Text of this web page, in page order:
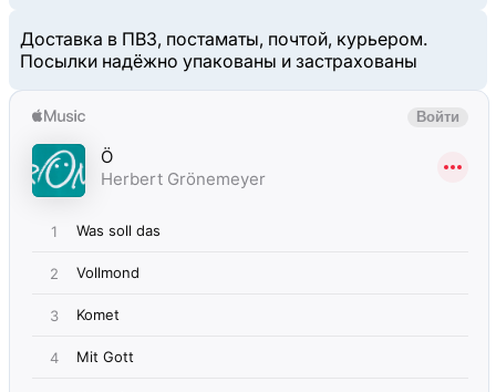
Доставка в ПВЗ, постаматы, почтой, курьером.
Посылки надёжно упакованы и застрахованы